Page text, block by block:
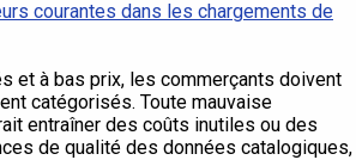
courantes dans les chargements de
et à bas prix, les commerçants doivent
catégorisés. Toute mauvaise
entraîner des coûts inutiles ou des
de qualité des données catalogiques,